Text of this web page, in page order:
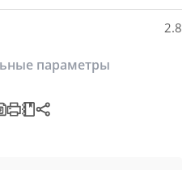
2.8
параметры